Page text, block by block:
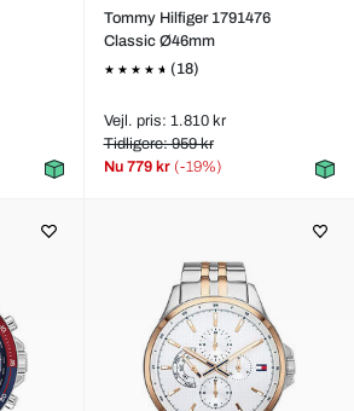
Tommy Hilfiger 1791476
Classic Ø46mm
(18)
Vejl. pris: 1.810 kr
Tidligere: 959 kr
Nu 779 kr (-19%)